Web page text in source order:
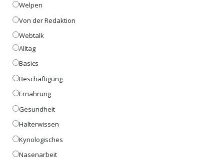
Welpen
Von der Redaktion
Webtalk
Alltag
Basics
Beschäftigung
Ernährung
Gesundheit
Halterwissen
Kynologisches
Nasenarbeit